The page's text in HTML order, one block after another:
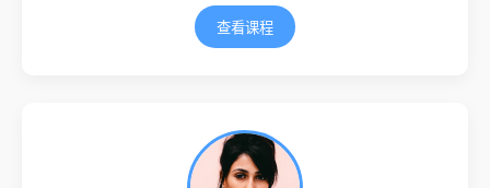
查看课程